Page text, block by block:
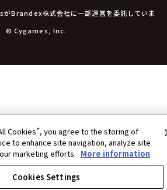
Brandex株式会社に一部運営を委託していま
© Cygames, Inc.
Cookies”, you agree to the storing of
to enhance site navigation, analyze site
marketing efforts. More information
Cookies Settings